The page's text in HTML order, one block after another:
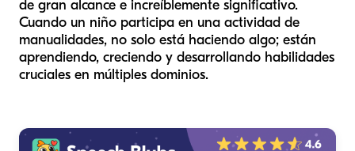
de gran alcance e increíblemente significativo.
Cuando un niño participa en una actividad de
manualidades, no solo está haciendo algo; están
aprendiendo, creciendo y desarrollando habilidades
cruciales en múltiples dominios.